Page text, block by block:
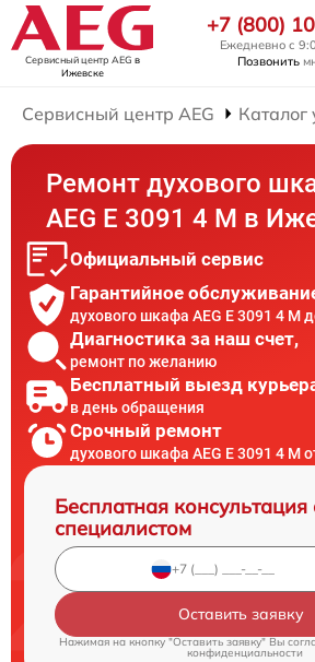
Сервисный центр AEG в
Ижевске
+7 (800)
Ежедневно с
Позвонить
Сервисный центр AEG Каталог
Ремонт духового
AEG E 3091 4 M в
Официальный сервис
Гарантийное
духового шкафа AEG E 3091 4 M
Диагностика за наш счет,
ремонт по желанию
Бесплатный выезд
в день обращения
Срочный ремонт
духового шкафа AEG E 3091 4 M
Бесплатная консультация
специалистом
Оставить заявку
Нажимая на кнопку "Оставить заявку" Вы
конфиденциальности